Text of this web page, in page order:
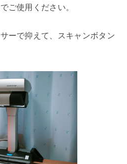
ご使用ください。
ーで抑えて、スキャンボタン